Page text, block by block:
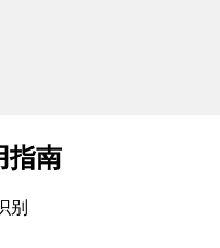
指南
别